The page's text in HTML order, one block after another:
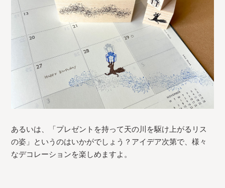
あるいは、「プレゼントを持って天の川を駆け上がるリス
の姿」というのはいかがでしょう？アイデア次第で、様々
なデコレーションを楽しめますよ。